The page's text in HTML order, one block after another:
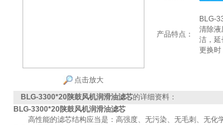
点击放大
产品特点：
BLG-
清除液
洁，延
更换时
BLG-3300*20陕鼓风机润滑油滤芯的详细资料：
BLG-3300*20陕鼓风机润滑油滤芯
高性能的滤芯结构应当是：高强度、无污染、无毛刺、无化